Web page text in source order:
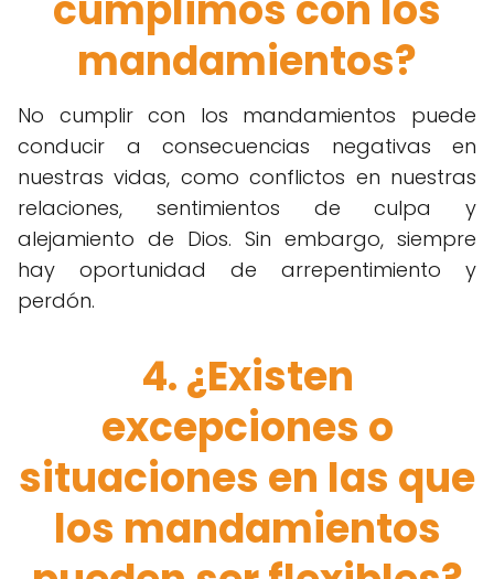
mandamientos?
No cumplir con los mandamientos puede
conducir a consecuencias negativas en
nuestras vidas, como conflictos en nuestras
relaciones, sentimientos de culpa y
alejamiento de Dios. Sin embargo, siempre
hay oportunidad de arrepentimiento y
perdón.
4. ¿Existen
excepciones o
situaciones en las que
los mandamientos